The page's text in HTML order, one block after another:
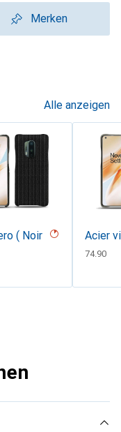
Merken
Alle anzeigen
( Noir
Acier
CHF
74.90